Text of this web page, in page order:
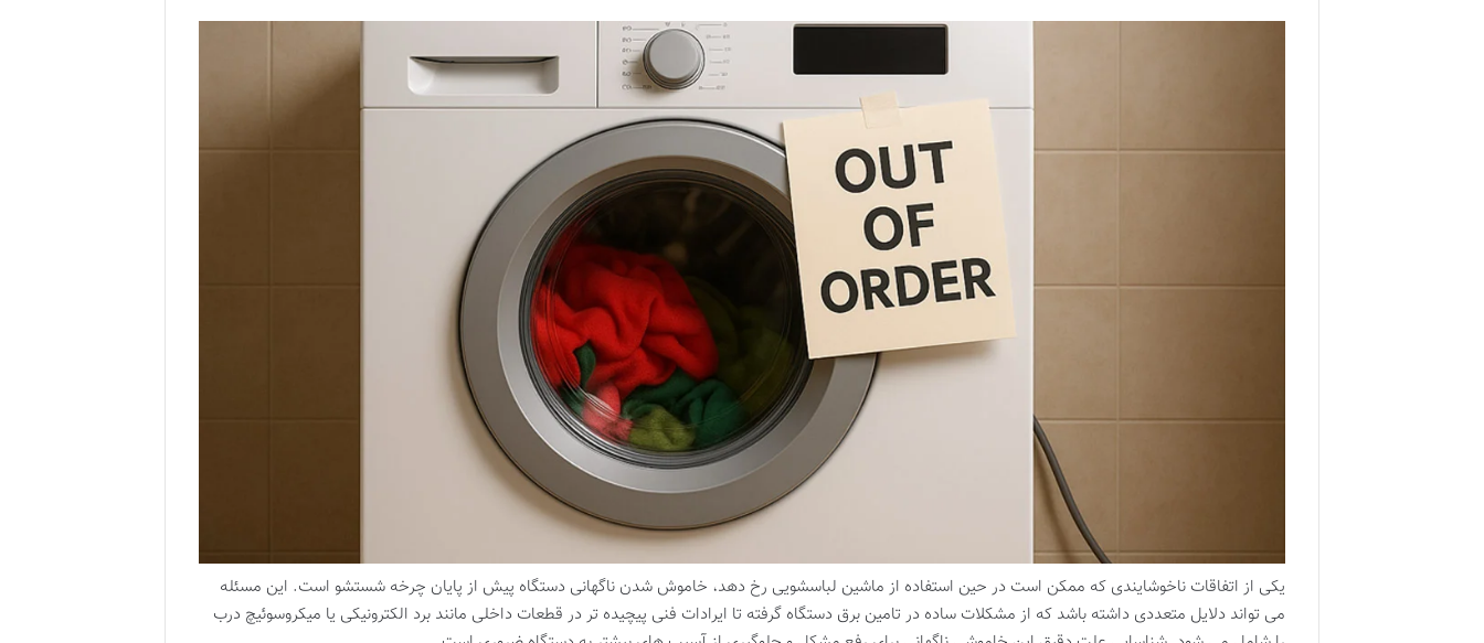
یکی از اتفاقات ناخوشایندی که ممکن است در حین استفاده از ماشین لباسشویی رخ دهد، خاموش شدن ناگهانی دستگاه پیش از پایان چرخه شستشو است. این مسئله
می تواند دلایل متعددی داشته باشد که از مشکلات ساده در تامین برق دستگاه گرفته تا ایرادات فنی پیچیده تر در قطعات داخلی مانند برد الکترونیکی یا میکروسوئیچ درب